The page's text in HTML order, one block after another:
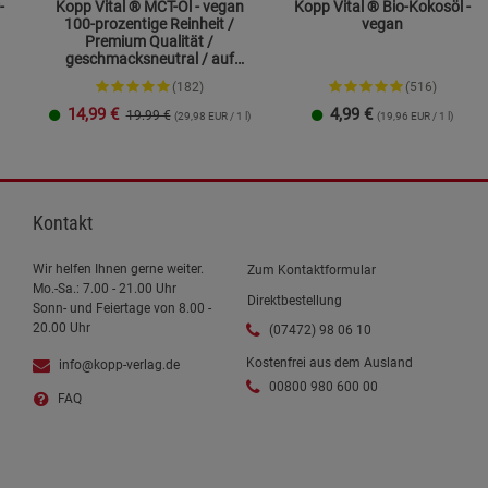
Kopp Vital ® MCT-Öl - vegan
100-prozentige Reinheit /
Premium Qualität /
geschmacksneutral / auf
Kokosölbasis
(182)
14,99 € 19.99 € (29,98 EUR / 1 l)
Kopp Vital ® Bio-Kokosöl -
vegan
(516)
4,99 € (19,96 EUR / 1 l)
Kontakt
Wir helfen Ihnen gerne weiter.
Mo.-Sa.: 7.00 - 21.00 Uhr
Sonn- und Feiertage von 8.00 -
20.00 Uhr
info@kopp-verlag.de
FAQ
Zum Kontaktformular
Direktbestellung
(07472) 98 06 10
Kostenfrei aus dem Ausland
00800 980 600 00